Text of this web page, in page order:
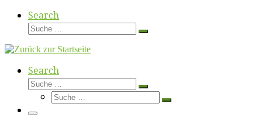
Search
Suche
Suche
Search
Suche
Suche
Suche
Suche
Menü